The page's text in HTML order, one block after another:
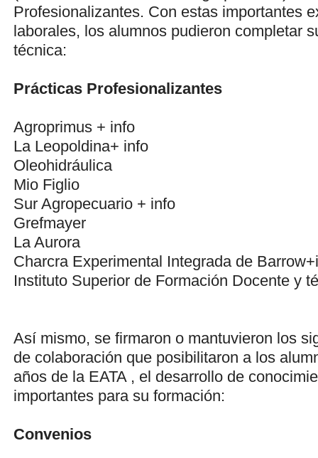
Profesionalizantes. Con estas importantes
laborales, los alumnos pudieron completar
técnica:
Prácticas Profesionalizantes
Agroprimus + info
La Leopoldina+ info
Oleohidráulica
Mio Figlio
Sur Agropecuario + info
Grefmayer
La Aurora
Charcra Experimental Integrada de Barrow
Instituto Superior de Formación Docente y
Así mismo, se firmaron o mantuvieron los
de colaboración que posibilitaron a los
años de la EATA , el desarrollo de
importantes para su formación:
Convenios